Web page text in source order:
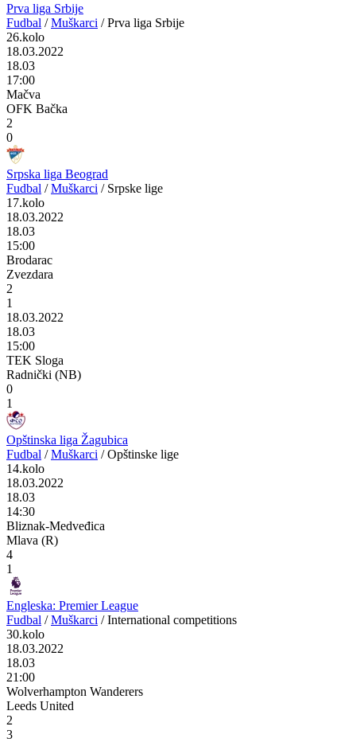
Prva liga Srbije
Fudbal / Muškarci / Prva liga Srbije
26.kolo
18.03.2022
18.03
17:00
Mačva
OFK Bačka
2
0
Srpska liga Beograd
Fudbal / Muškarci / Srpske lige
17.kolo
18.03.2022
18.03
15:00
Brodarac
Zvezdara
2
1
18.03.2022
18.03
15:00
TEK Sloga
Radnički (NB)
0
1
Opštinska liga Žagubica
Fudbal / Muškarci / Opštinske lige
14.kolo
18.03.2022
18.03
14:30
Bliznak-Medveđica
Mlava (R)
4
1
Engleska: Premier League
Fudbal / Muškarci / International competitions
30.kolo
18.03.2022
18.03
21:00
Wolverhampton Wanderers
Leeds United
2
3